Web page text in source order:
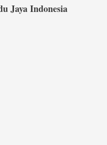
Jaya Indonesia